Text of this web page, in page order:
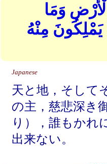
وَمَا
يَمْلِكُونَ مِنْهُ
Japanese
天と地，そして
の主，慈悲深き
り），誰もかれ
出来ない。